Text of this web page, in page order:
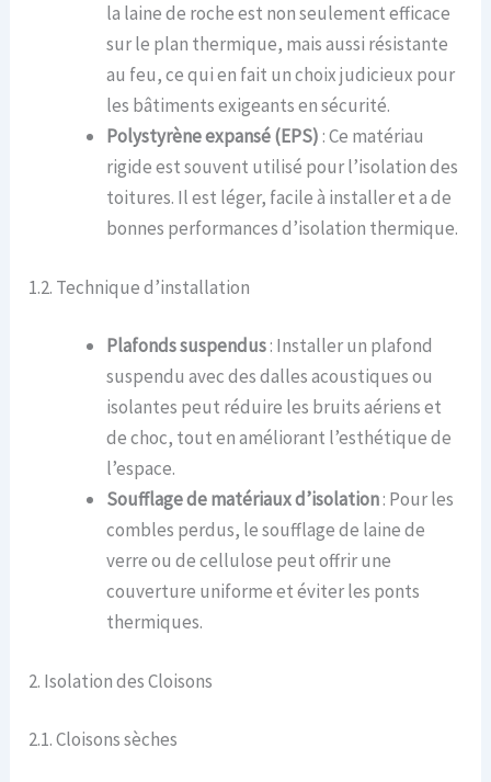
la laine de roche est non seulement efficace
sur le plan thermique, mais aussi résistante
au feu, ce qui en fait un choix judicieux pour
les bâtiments exigeants en sécurité.
Polystyrène expansé (EPS): Ce matériau
rigide est souvent utilisé pour l’isolation des
toitures. Il est léger, facile à installer et a de
bonnes performances d’isolation thermique.
1.2. Technique d’installation
Plafonds suspendus: Installer un plafond
suspendu avec des dalles acoustiques ou
isolantes peut réduire les bruits aériens et
de choc, tout en améliorant l’esthétique de
l’espace.
Soufflage de matériaux d’isolation: Pour les
combles perdus, le soufflage de laine de
verre ou de cellulose peut offrir une
couverture uniforme et éviter les ponts
thermiques.
2. Isolation des Cloisons
2.1. Cloisons sèches